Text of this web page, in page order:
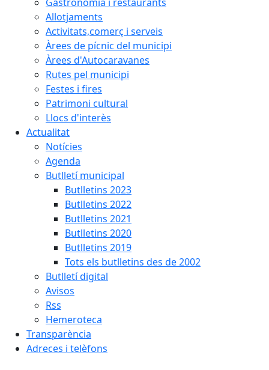
Allotjaments
Activitats,comerç i serveis
Àrees de pícnic del municipi
Àrees d'Autocaravanes
Rutes pel municipi
Festes i fires
Patrimoni cultural
Llocs d'interès
Actualitat
Notícies
Agenda
Butlletí municipal
Butlletins 2023
Butlletins 2022
Butlletins 2021
Butlletins 2020
Butlletins 2019
Tots els butlletins des de 2002
Butlletí digital
Avisos
Rss
Hemeroteca
Transparència
Adreces i telèfons